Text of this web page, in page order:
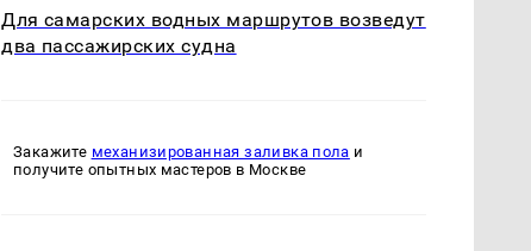
Для самарских водных маршрутов возведут
два пассажирских судна
Закажите механизированная заливка пола и
получите опытных мастеров в Москве